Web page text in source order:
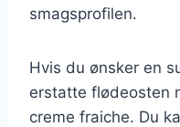
smagsprofilen.
Hvis du ønsker en
erstatte flødeosten
creme fraiche. Du